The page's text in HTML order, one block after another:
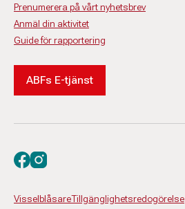
Prenumerera på vårt nyhetsbrev
Anmäl din aktivitet
Guide för rapportering
ABFs E-tjänst
VisselblåsareTillgänglighetsredogörelse
Besök oss på facebook
Besök oss på instagram